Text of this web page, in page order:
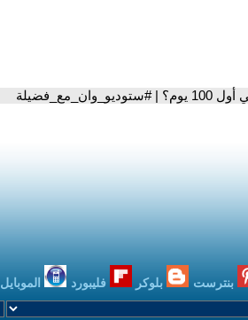
بنترست بلوكر فليبورد الموبايل